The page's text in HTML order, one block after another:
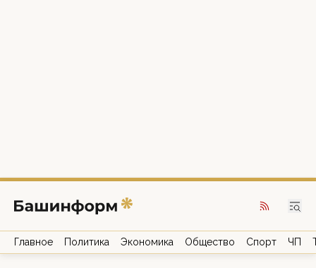
Главное Политика Экономика Общество Спорт ЧП